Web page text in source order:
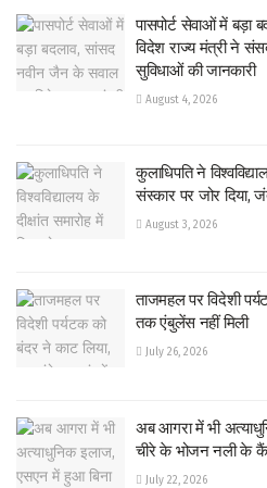
पासपोर्ट सेवाओं में
विदेश राज्य मंत्री ने
सुविधाओं की जानकारी
August 4, 2026
कुलाधिपति ने
संस्कार पर जोर दिया,
August 3, 2026
ताजमहल पर विदेशी
तक एंबुलेंस नहीं मिली
July 26, 2026
अब आगरा में भी
चीरे के भोजन नली के
July 22, 2026